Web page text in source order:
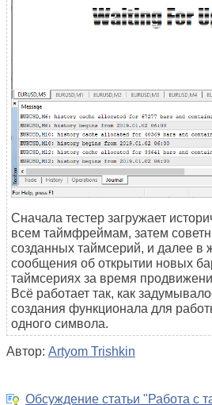
Сначала тестер загружает
всем таймфреймам, затем
созданных таймсерий, и далее в
сообщения об открытии новых
таймсериях за время
Всё работает так, как
создания функционала для
одного символа.
Автор: Artyom Trishkin
Обсуждение статьи "Работа с